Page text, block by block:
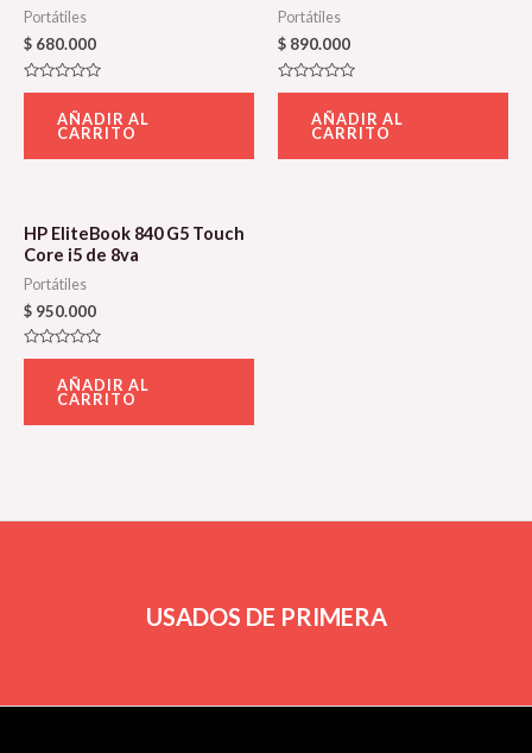
Portátiles
$ 680.000
Valorado
AÑADIR AL
CARRITO
Portátiles
$ 890.000
Valorado
AÑADIR AL
CARRITO
HP EliteBook 840 G5 Touch
Core i5 de 8va
Portátiles
$ 950.000
Valorado
AÑADIR AL
CARRITO
USADOS DE PRIMERA